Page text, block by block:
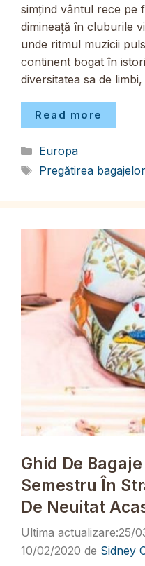
simțind vântul rece pe
dimineață în cluburile
unde ritmul muzicii
continent bogat în
diversitatea sa de
Read more
Categorii
Europa
Etichete
Pregătirea bagajelor
Ghid De
Semestru În
De Neuitat
25/
10/02/2020 de Sidney